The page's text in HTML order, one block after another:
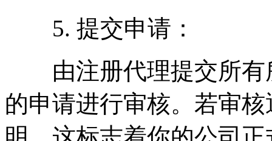
5. 提交申请：
由注册代理提交所有
的申请进行审核。若审